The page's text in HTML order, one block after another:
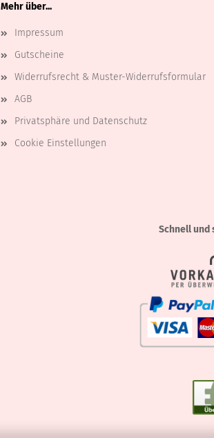
Mehr über...
Impressum
Gutscheine
Widerrufsrecht & Muster-Widerrufsformular
AGB
Privatsphäre und Datenschutz
Cookie Einstellungen
Schnell und